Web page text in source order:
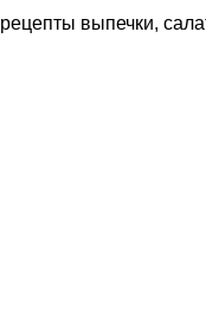
рецепты выпечки,